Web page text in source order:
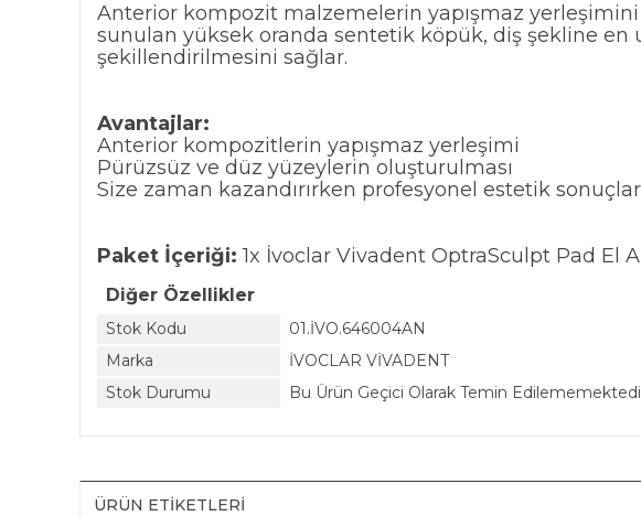
Anterior kompozit malzemelerin yapışmaz
sunulan yüksek oranda sentetik köpük, diş şekline
şekillendirilmesini sağlar.
Avantajlar:
Anterior kompozitlerin yapışmaz yerleşimi
Pürüzsüz ve düz yüzeylerin oluşturulması
Size zaman kazandırırken profesyonel estetik sonuçlar
Paket İçeriği: 1x İvoclar Vivadent OptraSculpt Pad El
Diğer Özellikler
Stok Kodu
01.İVO.646004AN
Marka
İVOCLAR VİVADENT
Stok Durumu
Bu Ürün Geçici Olarak Temin
ÜRÜN ETIKETLERI